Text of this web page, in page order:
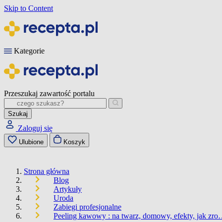
Skip to Content
Kategorie
Przeszukaj zawartość portalu
Szukaj
Zaloguj się
Ulubione Koszyk
Strona główna
Blog
Artykuły
Uroda
Zabiegi profesjonalne
Peeling kawowy : na twarz, domowy, efekty, jak